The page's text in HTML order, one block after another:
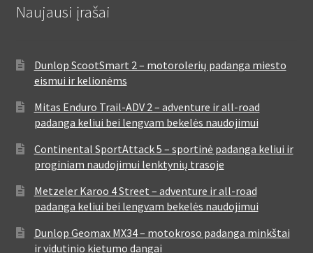
Naujausi įrašai
Dunlop ScootSmart 2 – motorolerių padanga miesto
eismui ir kelionėms
Mitas Enduro Trail-ADV 2 – adventure ir all-road
padanga keliui bei lengvam bekelės naudojimui
Continental SportAttack 5 – sportinė padanga keliui ir
proginiam naudojimui lenktynių trasoje
Metzeler Karoo 4 Street – adventure ir all-road
padanga keliui bei lengvam bekelės naudojimui
Dunlop Geomax MX34 – motokroso padanga minkštai
ir vidutinio kietumo dangai